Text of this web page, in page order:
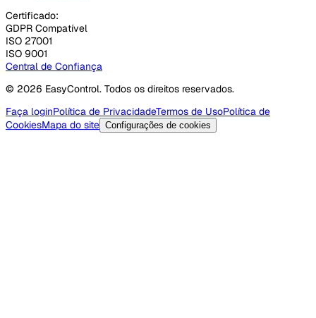
Certificado:
GDPR Compatível
ISO 27001
ISO 9001
Central de Confiança
© 2026 EasyControl. Todos os direitos reservados.
Faça loginPolítica de PrivacidadeTermos de UsoPolítica de
CookiesMapa do site Configurações de cookies